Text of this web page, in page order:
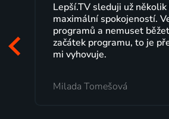
Lepší.TV sleduji už
maximální spokojeností.
programů a nemuset
začátek programu, to je
mi vyhovuje.
Milada Tomešová